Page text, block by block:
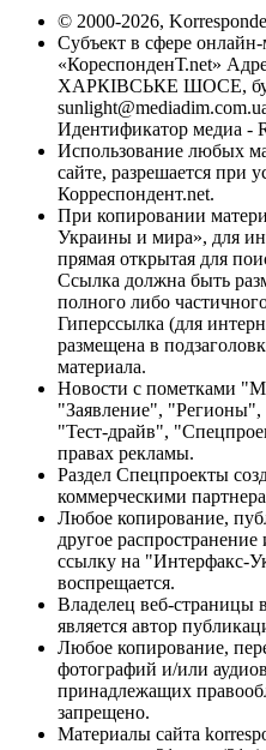
© 2000-2026,
Субъект в сфере
«КореспонденТ.net»
ХАРКІВСЬКЕ ШОСЕ,
Идентификатор медиа -
Использование любых
сайте, разрешается при
Корреспондент.net.
При копировании
Украины и мира», для
прямая открытая для
Ссылка должна быть
полного либо
Гиперссылка (для
размещена в
материала.
Новости с пометками
"Заявление",
"Тест-драйв",
правах рекламы.
Раздел Спецпроекты
коммерческими
Любое копирование,
другое
ссылку на "Интерфакс-
воспрещается.
Владелец веб-страницы
является автор
Любое копирование,
фотографий и/или
принадлежащих
запрещено.
Материалы сайта